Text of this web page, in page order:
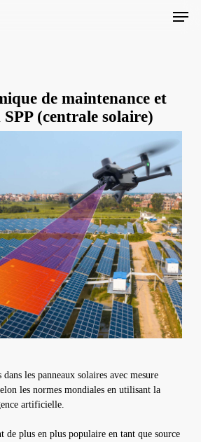
Menu
de maintenance et
(centrale solaire)
les panneaux solaires avec mesure
les normes mondiales en utilisant la
artificielle.
de plus en plus populaire en tant que source